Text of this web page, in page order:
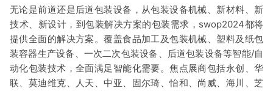
无论是前道还是后道包装设备，从包装设备机械、新材料、新
技术、新设计，到包装解决方案的包装需求，swop2024都将
提供全面的解决方案。覆盖食品加工及包装机械、塑料及纸包
装容器生产设备、一次二次包装设备、后道包装设备等智能/自
动化包装技术，全面满足智能化需要。焦点展商包括永创、华
联、莫迪维克、人天、中亚、固尔琦、怡和、尚威、海川、芝